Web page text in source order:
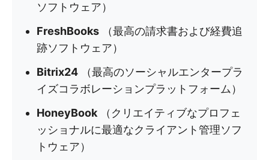
ソフトウェア）
FreshBooks （最高の請求書および経費追
跡ソフトウェア）
Bitrix24 （最高のソーシャルエンタープラ
イズコラボレーションプラットフォーム）
HoneyBook （クリエイティブなプロフェ
ッショナルに最適なクライアント管理ソフ
トウェア）